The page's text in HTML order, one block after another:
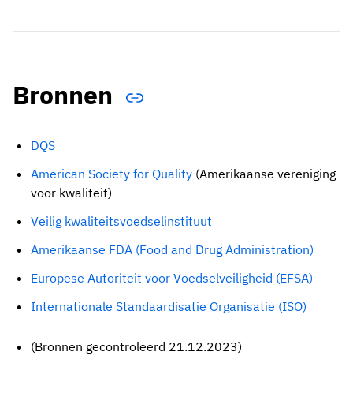
Bronnen
DQS
American Society for Quality(Amerikaanse vereniging
voor kwaliteit)
Veilig kwaliteitsvoedselinstituut
Amerikaanse FDA (Food and Drug Administration)
Europese Autoriteit voor Voedselveiligheid (EFSA)
Internationale Standaardisatie Organisatie (ISO)
(Bronnen gecontroleerd 21.12.2023)